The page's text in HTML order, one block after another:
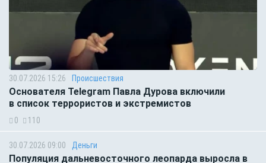
30.07.2026 15:26 Происшествия
Основателя Telegram Павла Дурова включили
в список террористов и экстремистов
0 110
30.07.2026 09:00 Деньги
Популяция дальневосточного леопарда выросла в